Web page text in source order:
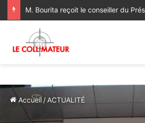
Accueil / ACTUALITÉ